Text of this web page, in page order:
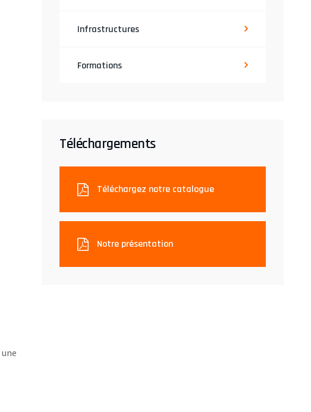
une
Infrastructures
Formations
Téléchargements
Téléchargez notre catalogue
Notre présentation